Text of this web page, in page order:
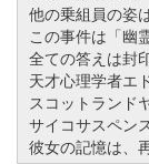
他の乗組員の姿
この事件は「幽
全ての答えは封
天才心理学者エ
スコットランド
サイコサスペンス
彼女の記憶は、